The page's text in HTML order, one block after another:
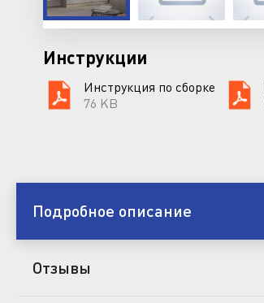
Инструкции
Инструкция по сборке
76 KB
Подробное описание
Отзывы